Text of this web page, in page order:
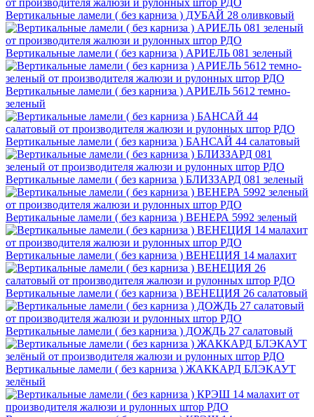
Вертикальные ламели ( без карниза ) ДУБАЙ 28 оливковый
Вертикальные ламели ( без карниза ) АРИЕЛЬ 081 зеленый
Вертикальные ламели ( без карниза ) АРИЕЛЬ 5612 темно-
зеленый
Вертикальные ламели ( без карниза ) БАНСАЙ 44 салатовый
Вертикальные ламели ( без карниза ) БЛИЗЗАРД 081 зеленый
Вертикальные ламели ( без карниза ) ВЕНЕРА 5992 зеленый
Вертикальные ламели ( без карниза ) ВЕНЕЦИЯ 14 малахит
Вертикальные ламели ( без карниза ) ВЕНЕЦИЯ 26 салатовый
Вертикальные ламели ( без карниза ) ДОЖДЬ 27 салатовый
Вертикальные ламели ( без карниза ) ЖАККАРД БЛЭКАУТ
зелёный